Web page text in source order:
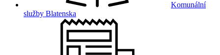
Komunální
služby Blatenska